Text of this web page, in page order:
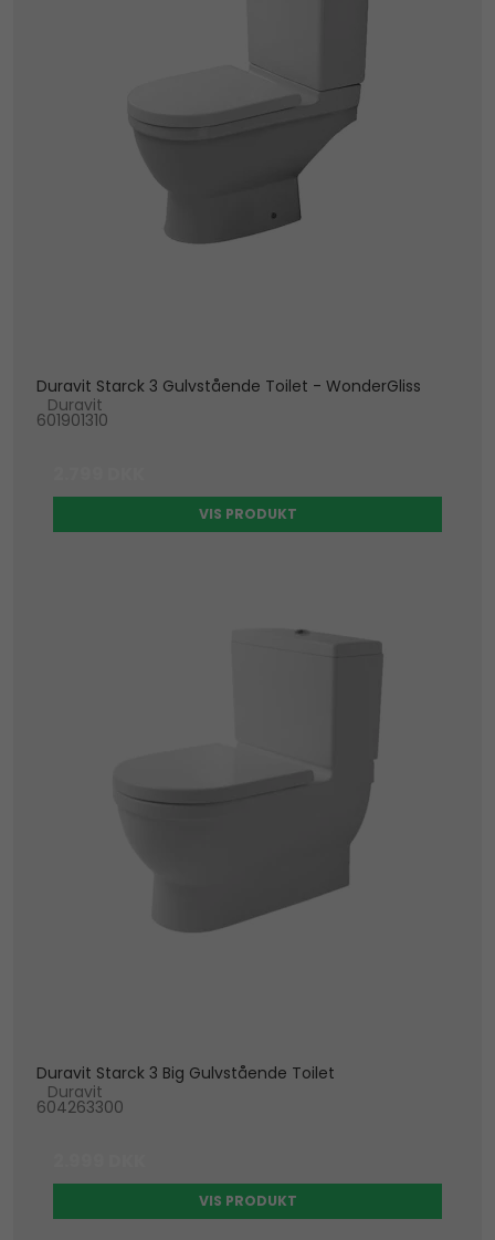
Duravit Starck 3 Gulvstående Toilet - WonderGliss
Duravit
601901310
VIS PRODUKT
Duravit Starck 3 Big Gulvstående Toilet
Duravit
604263300
VIS PRODUKT